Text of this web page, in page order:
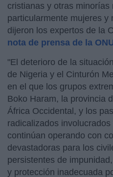
cristianas y otras minorías
particularmente mujeres y
dijeron los expertos de la
nota de prensa de la
"El deterioro de la
de Nigeria y el Cinturón
en el que los grupos
Boko Haram, la provincia
África Occidental, y los
radicalizados involucrados
continúan operando con
devastadoras para los
persistentes de
y protección inadecuada